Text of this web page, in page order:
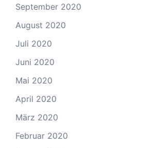
September 2020
August 2020
Juli 2020
Juni 2020
Mai 2020
April 2020
März 2020
Februar 2020